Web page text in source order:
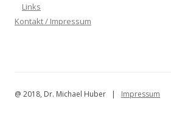
Links
Kontakt / Impressum
@ 2018, Dr. Michael Huber | Impressum